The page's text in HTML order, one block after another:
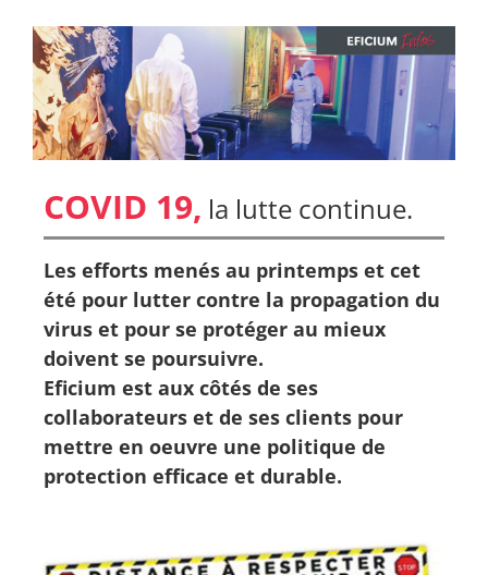
COVID 19, la lutte continue.
Les efforts menés au printemps et cet
été pour lutter contre la propagation du
virus et pour se protéger au mieux
doivent se poursuivre.
Eficium est aux côtés de ses
collaborateurs et de ses clients pour
mettre en oeuvre une politique de
protection efficace et durable.